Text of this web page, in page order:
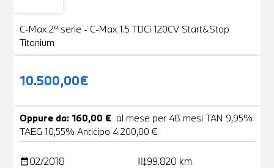
VENDUTA
C-Max 2ª serie - C-Max 1.5 TDCi 120CV Start&Stop
Titanium
10.500,00€
Oppure da: 160,00 € al mese per 48 mesi TAN 9,95%
TAEG 10,55% Anticipo 4.200,00 €
date_range02/2018 add_road99.820 km